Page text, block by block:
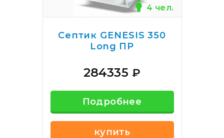
4 чел.
Септик GENESIS 350
Long ПР
284335₽
Подробнее
купить